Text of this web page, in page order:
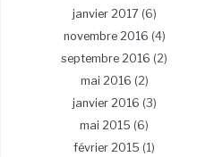
janvier 2017 (6)
novembre 2016 (4)
septembre 2016 (2)
mai 2016 (2)
janvier 2016 (3)
mai 2015 (6)
février 2015 (1)